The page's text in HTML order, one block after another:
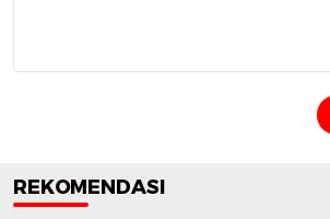
REKOMENDASI